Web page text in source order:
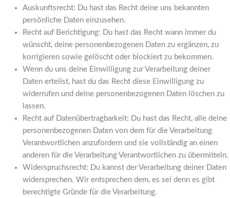
Auskunftsrecht: Du hast das Recht deine uns bekannten
persönliche Daten einzusehen.
Recht auf Berichtigung: Du hast das Recht wann immer du
wünscht, deine personenbezogenen Daten zu ergänzen, zu
korrigieren sowie gelöscht oder blockiert zu bekommen.
Wenn du uns deine Einwilligung zur Verarbeitung deiner
Daten erteilst, hast du das Recht diese Einwilligung zu
widerrufen und deine personenbezogenen Daten löschen zu
lassen.
Recht auf Datenübertragbarkeit: Du hast das Recht, alle deine
personenbezogenen Daten von dem für die Verarbeitung
Verantwortlichen anzufordern und sie vollständig an einen
anderen für die Verarbeitung Verantwortlichen zu übermitteln.
Widerspruchsrecht: Du kannst der Verarbeitung deiner Daten
widersprechen. Wir entsprechen dem, es sei denn es gibt
berechtigte Gründe für die Verarbeitung.